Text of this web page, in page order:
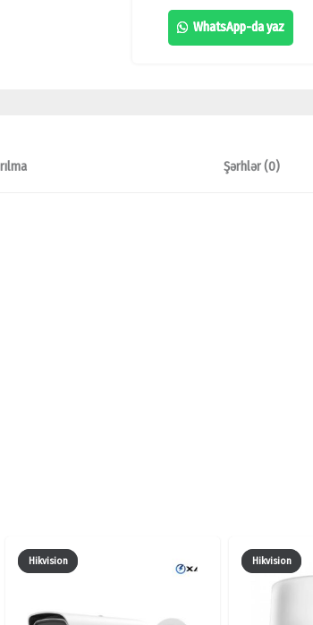
IPC-
HDW2230T-
WhatsApp-da yaz
Şərhlər (0)
Hikvision Hikvision